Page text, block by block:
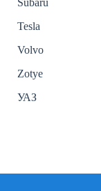
Tesla
Volvo
Zotye
УАЗ